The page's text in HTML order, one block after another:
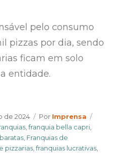
pelo consumo
pizzas por dia, sendo
ficam em solo
entidade.
de 2024 Por Author
Imprensa
,franquia bella capri
Franquias de
pizzarias ,franquias lucrativas